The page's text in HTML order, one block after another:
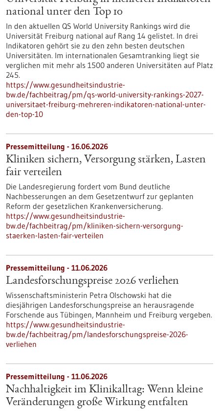
national unter den Top 10
In den aktuellen QS World University Rankings wird die
Universität Freiburg national auf Rang 14 gelistet. In drei
Indikatoren gehört sie zu den zehn besten deutschen
Universitäten. Im internationalen Gesamtranking liegt sie
verglichen mit mehr als 1500 anderen Universitäten auf Platz
245.
https://www.gesundheitsindustrie-
bw.de/fachbeitrag/pm/qs-world-university-rankings-2027-
universitaet-freiburg-mehreren-indikatoren-national-unter-
den-top-10
Pressemitteilung - 16.06.2026
Kliniken sichern, Versorgung stärken, Lasten
fair verteilen
Die Landesregierung fordert vom Bund deutliche
Nachbesserungen an dem Gesetzentwurf zur geplanten
Reform der gesetzlichen Krankenversicherung.
https://www.gesundheitsindustrie-
bw.de/fachbeitrag/pm/kliniken-sichern-versorgung-
staerken-lasten-fair-verteilen
Pressemitteilung - 11.06.2026
Landesforschungspreise 2026 verliehen
Wissenschaftsministerin Petra Olschowski hat die
diesjährigen Landesforschungspreise an herausragende
Forschende aus Tübingen, Mannheim und Freiburg vergeben.
https://www.gesundheitsindustrie-
bw.de/fachbeitrag/pm/landesforschungspreise-2026-
verliehen
Pressemitteilung - 11.06.2026
Nachhaltigkeit im Klinikalltag: Wenn kleine
Veränderungen große Wirkung entfalten